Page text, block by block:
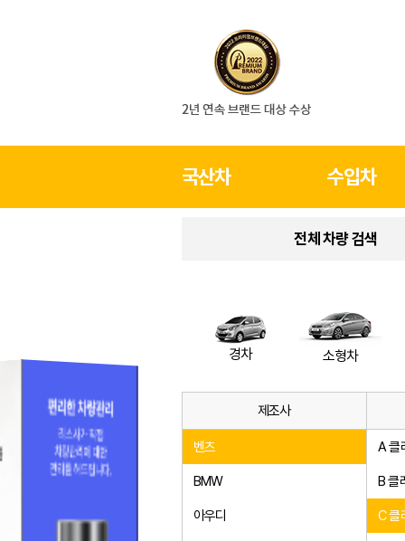
국산차 수입차
전체 차량 검색
경차 소형차
제조사
벤츠
BMW
아우디
A 클
B 클
C 클